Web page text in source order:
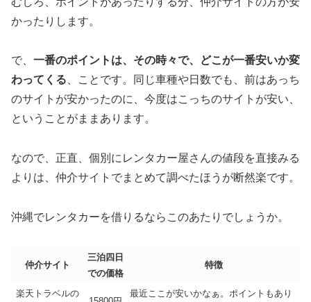
かったりします。
で、 一番のポイントは、その時々で、どこが一番安いか変
わってくる、ことです。同じ車種や日数でも、前はあっち
のサイトが安かったのに、今度はこっちのサイトが安い、
ということがままあります。
なので、正直、個別にレンタカー屋さんの値段を直接みる
よりは、仲介サイトでまとめて調べたほうが断然楽です。
沖縄でレンタカーを借りるならこのあたりでしょうか。
仲介サイト
三泊四日
での価格
特徴
楽天トラベルの 最近ここが安いかなぁ。ポイントもあり